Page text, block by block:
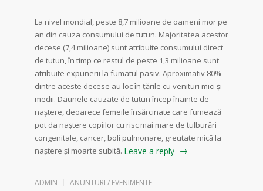
La nivel mondial, peste 8,7 milioane de oameni mor pe
an din cauza consumului de tutun. Majoritatea acestor
decese (7,4 milioane) sunt atribuite consumului direct
de tutun, în timp ce restul de peste 1,3 milioane sunt
atribuite expunerii la fumatul pasiv. Aproximativ 80%
dintre aceste decese au loc în țările cu venituri mici și
medii. Daunele cauzate de tutun încep înainte de
naștere, deoarece femeile însărcinate care fumează
pot da naștere copiilor cu risc mai mare de tulburări
congenitale, cancer, boli pulmonare, greutate mică la
naștere și moarte subită. Leave a reply
ADMIN ANUNTURI / EVENIMENTE